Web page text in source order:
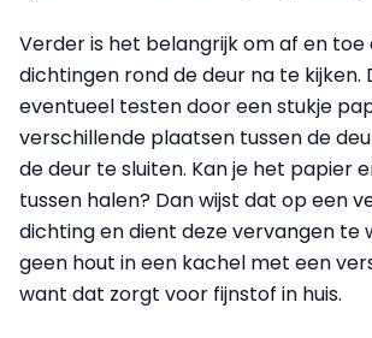
Verder is het belangrijk om af en toe
dichtingen rond de deur na te kijken.
eventueel testen door een stukje
verschillende plaatsen tussen de
de deur te sluiten. Kan je het papier
tussen halen? Dan wijst dat op een
dichting en dient deze vervangen te
geen hout in een kachel met een
want dat zorgt voor fijnstof in huis.